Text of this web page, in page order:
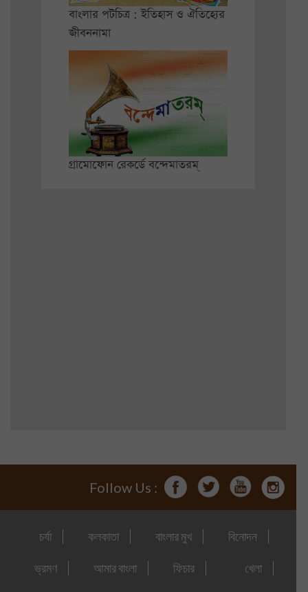
বাংলার পটচিত্র : ইতিহাস ও ঐতিহ্যের
জীবননামা
গ্রামোফোন রেকর্ডে বন্দেমাতরম্
Follow Us :
চর্যা কলকাতা বাংলার মুখ বিনোদন
ভ্রমণ আমার বাংলা ফিচার খেলা